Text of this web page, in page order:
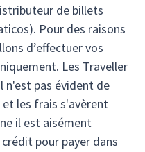
de billets
Pour des raisons
d’effectuer vos
Les Traveller
n'est pas évident de
et les frais s'avèrent
il est aisément
pour payer dans